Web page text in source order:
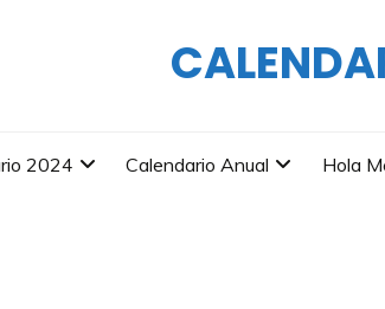
2024 Calendario Anual Hola